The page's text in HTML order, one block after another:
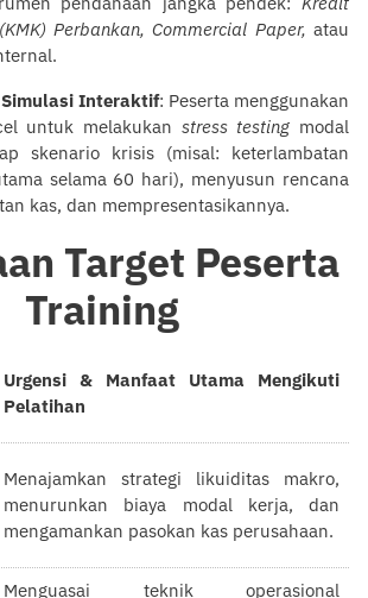
Perbankan, Commercial Paper, atau
Interaktif: Peserta menggunakan
untuk melakukan stress testing modal
skenario krisis (misal: keterlambatan
selama 60 hari), menyusun rencana
kas, dan mempresentasikannya.
Target Peserta
Training
Urgensi & Manfaat Utama Mengikuti
Pelatihan
Menajamkan strategi likuiditas makro,
menurunkan biaya modal kerja, dan
mengamankan pasokan kas perusahaan.
Menguasai teknik operasional